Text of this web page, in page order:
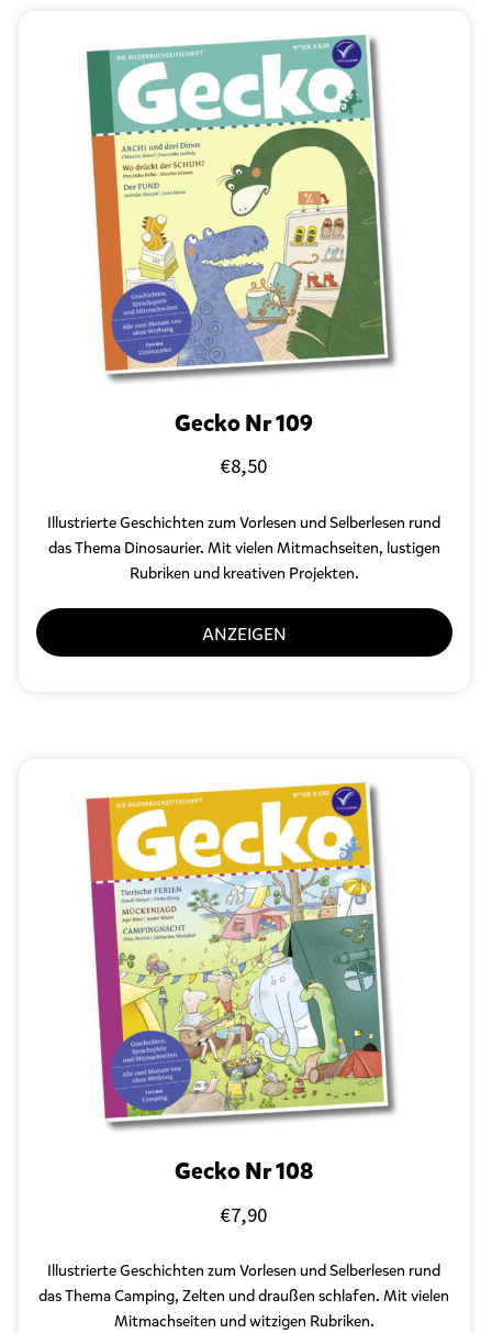
Gecko Nr 109
€8,50
Illustrierte Geschichten zum Vorlesen und Selberlesen rund
das Thema Dinosaurier. Mit vielen Mitmachseiten, lustigen
Rubriken und kreativen Projekten.
ANZEIGEN
Gecko Nr 108
€7,90
Illustrierte Geschichten zum Vorlesen und Selberlesen rund
das Thema Camping, Zelten und draußen schlafen. Mit vielen
Mitmachseiten und witzigen Rubriken.